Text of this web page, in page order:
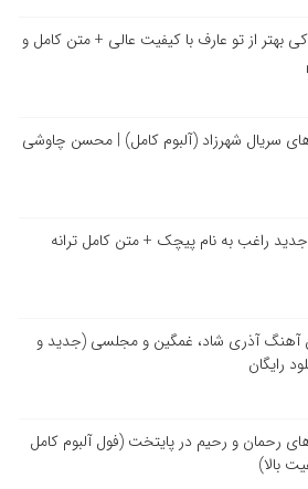
بهتر از تو عارف با کیفیت عالی + متن کامل و
سریال شهرزاد (آلبوم کامل) | محسن چاوشی
راغب به نام پیچک + متن کامل ترانه
آهنگ آذری شاد، غمگین و مجلسی (جدید و
رایگان
رحمان و رحیم در پایتخت (فول آلبوم کامل